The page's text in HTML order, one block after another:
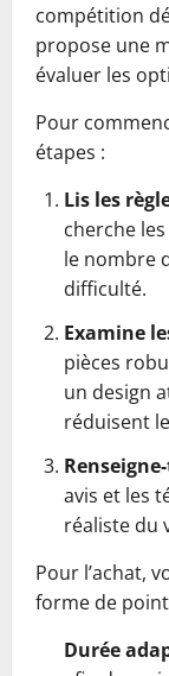
compétition
propose une
évaluer les
Pour
étapes :
Lis les
cherche
le nombre
difficulté.
Examine
pièces
un design
réduisent
avis et les
réaliste du
Pour l’achat,
forme de
Durée